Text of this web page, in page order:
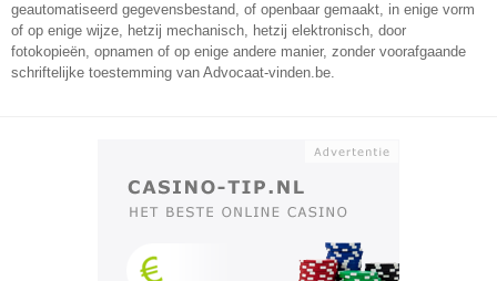
geautomatiseerd gegevensbestand, of openbaar gemaakt, in enige vorm
of op enige wijze, hetzij mechanisch, hetzij elektronisch, door
fotokopieën, opnamen of op enige andere manier, zonder voorafgaande
schriftelijke toestemming van Advocaat-vinden.be.